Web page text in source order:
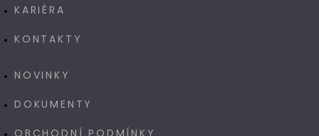
KARIÉRA
KONTAKTY
NOVINKY
DOKUMENTY
OBCHODNÍ PODMÍNKY